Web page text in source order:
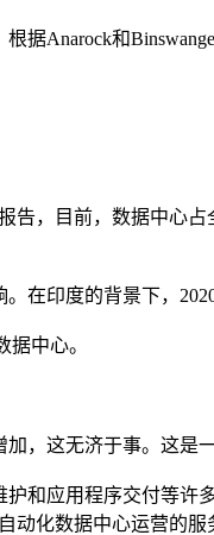
Anarock和
告，目前，数据中
在印度的背景下，
中心。
，这无济于事。这是
和应用程序交付等
动化数据中心运营的服